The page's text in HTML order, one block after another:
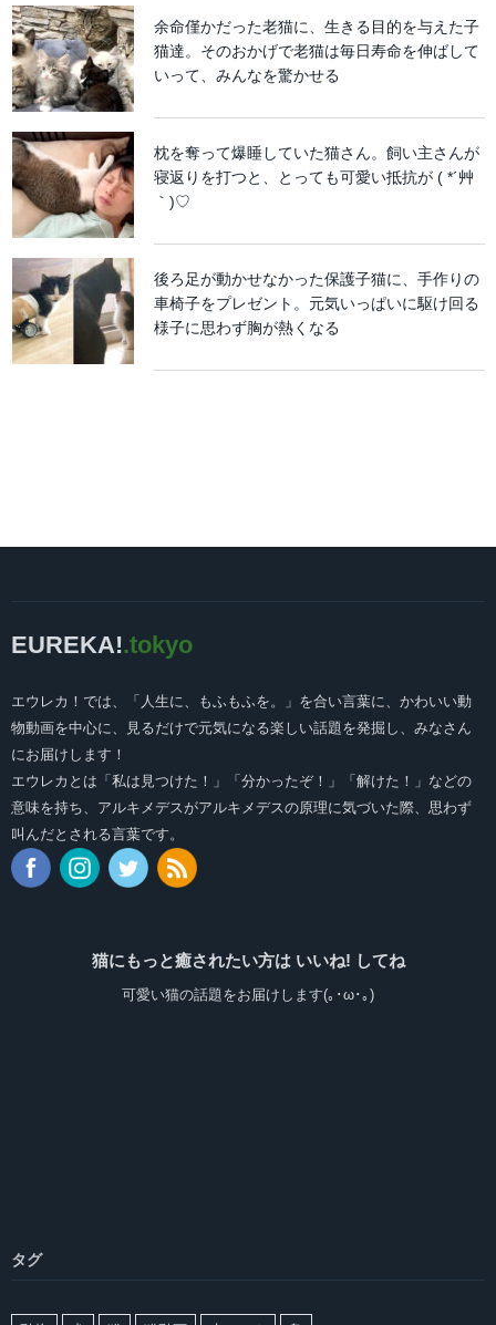
余命僅かだった老猫に、生きる目的を与えた子
猫達。そのおかげで老猫は毎日寿命を伸ばして
いって、みんなを驚かせる
枕を奪って爆睡していた猫さん。飼い主さんが
寝返りを打つと、とっても可愛い抵抗が ( *´艸
｀)♡
後ろ足が動かせなかった保護子猫に、手作りの
車椅子をプレゼント。元気いっぱいに駆け回る
様子に思わず胸が熱くなる
EUREKA!.tokyo
エウレカ！では、「人生に、もふもふを。」を合い言葉に、かわいい動
物動画を中心に、見るだけで元気になる楽しい話題を発掘し、みなさん
にお届けします！
エウレカとは「私は見つけた！」「分かったぞ！」「解けた！」などの
意味を持ち、アルキメデスがアルキメデスの原理に気づいた際、思わず
叫んだとされる言葉です。
猫にもっと癒されたい方は いいね! してね
可愛い猫の話題をお届けします(｡･ω･｡)
タグ